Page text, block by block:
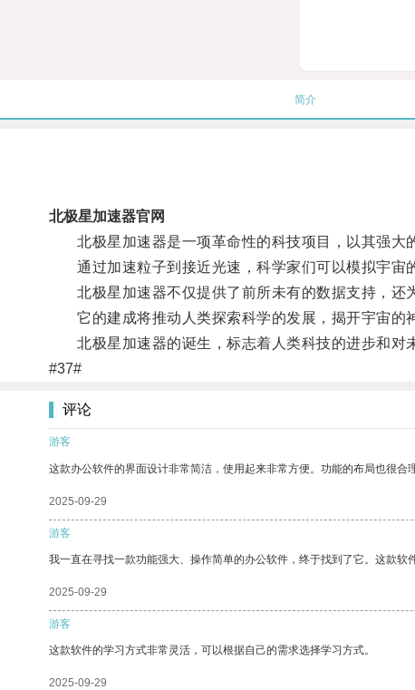
简介
北极星加速器官网
北极星加速器是一项革命性的科技项目，以其强大
通过加速粒子到接近光速，科学家们可以模拟宇宙
北极星加速器不仅提供了前所未有的数据支持，还
它的建成将推动人类探索科学的发展，揭开宇宙的
北极星加速器的诞生，标志着人类科技的进步和对
#37#
评论
游客
这款办公软件的界面设计非常简洁，使用起来非常方便。功能的布局也很合
2025-09-29
游客
我一直在寻找一款功能强大、操作简单的办公软件，终于找到了它。这款
2025-09-29
游客
这款软件的学习方式非常灵活，可以根据自己的需求选择学习方式。
2025-09-29